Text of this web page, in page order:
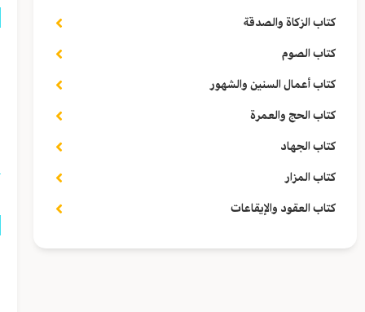
كتاب الزكاة والصدقة
كتاب الصوم
كتاب أعمال السنين والشهور
كتاب الحج والعمرة
كتاب الجهاد
كتاب المزار
كتاب العقود والإيقاعات